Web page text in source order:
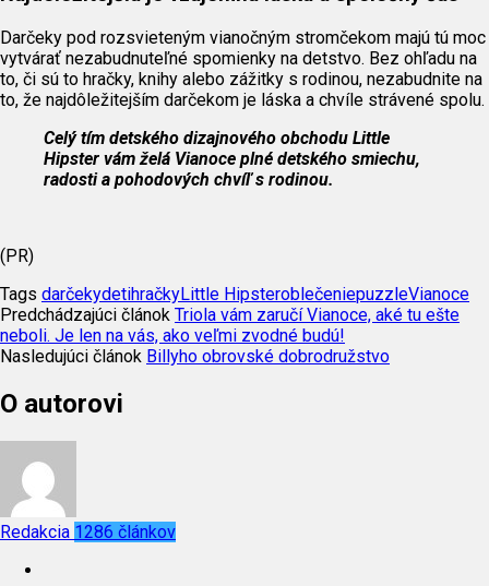
Darčeky pod rozsvieteným vianočným stromčekom majú tú moc
vytvárať nezabudnuteľné spomienky na detstvo. Bez ohľadu na
to, či sú to hračky, knihy alebo zážitky s rodinou, nezabudnite na
to, že najdôležitejším darčekom je láska a chvíle strávené spolu.
Celý tím detského dizajnového obchodu Little
Hipster vám želá Vianoce plné detského smiechu,
radosti a pohodových chvíľ s rodinou.
(PR)
Tags darčekydetihračkyLittle HipsteroblečeniepuzzleVianoce
Predchádzajúci článok Triola vám zaručí Vianoce, aké tu ešte
neboli. Je len na vás, ako veľmi zvodné budú!
Nasledujúci článok Billyho obrovské dobrodružstvo
O autorovi
Redakcia 1286 článkov